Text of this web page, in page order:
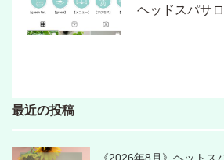
ヘッドスパサ
最近の投稿